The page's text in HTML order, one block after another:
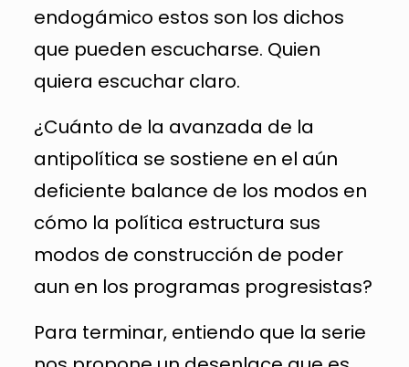
endogámico estos son los dichos
que pueden escucharse. Quien
quiera escuchar claro.
¿Cuánto de la avanzada de la
antipolítica se sostiene en el aún
deficiente balance de los modos en
cómo la política estructura sus
modos de construcción de poder
aun en los programas progresistas?
Para terminar, entiendo que la serie